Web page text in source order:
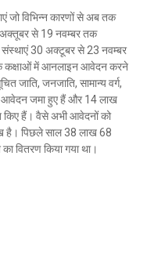
युवक अस्पताल, मची अफरा
हो गये स्वतंत्रता
जो विभिन्न कारणों से अब तक
से 19 नवम्बर तक
30 अक्टूबर से 23 नवम्बर
कक्षाओं में आनलाइन आवेदन करने
जनजाति, सामान्य वर्ग,
आवेदन जमा हुए हैं और 14 लाख
किए हैं। वैसे अभी आवेदनों को
है। पिछले साल 38 लाख 68
वितरण किया गया था।